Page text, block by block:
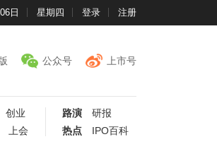
日 星期四 登录 注册
公众号 上市号
创业
上会
路演
研报
热点
IPO百科